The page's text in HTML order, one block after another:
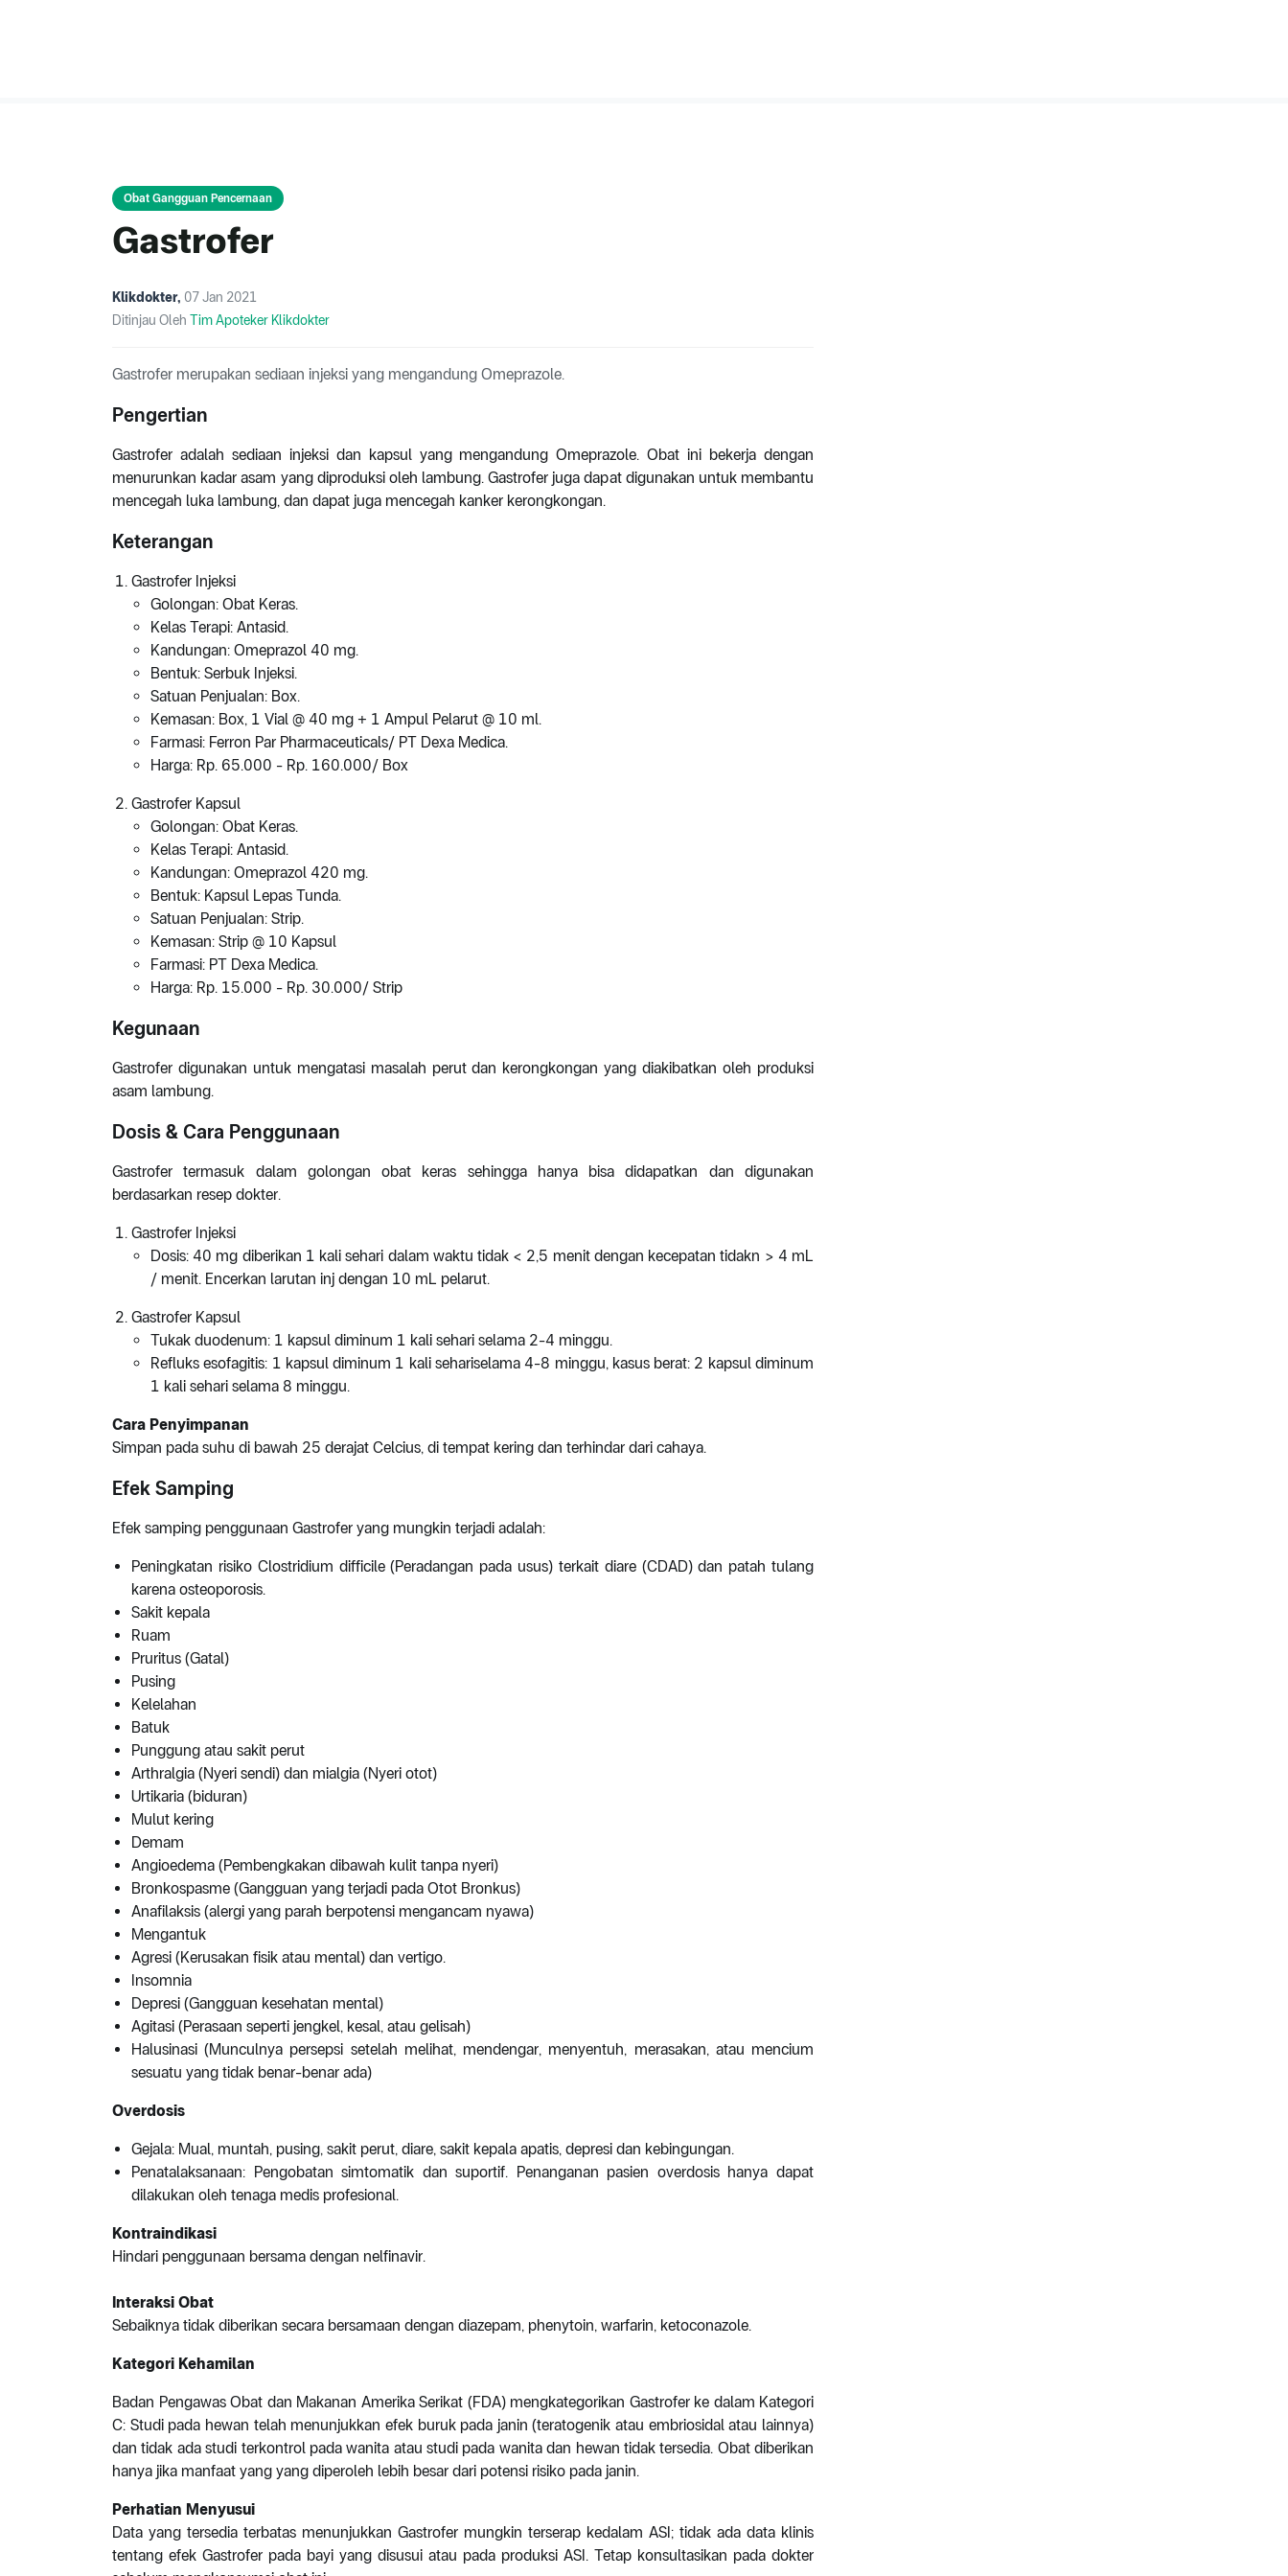
Obat Gangguan Pencernaan
Gastrofer
Klikdokter, 07 Jan 2021
Ditinjau Oleh Tim Apoteker Klikdokter
Gastrofer merupakan sediaan injeksi yang mengandung Omeprazole.
Pengertian
Gastrofer adalah sediaan injeksi dan kapsul yang mengandung Omeprazole. Obat ini bekerja dengan
menurunkan kadar asam yang diproduksi oleh lambung. Gastrofer juga dapat digunakan untuk membantu
mencegah luka lambung, dan dapat juga mencegah kanker kerongkongan.
Keterangan
Gastrofer Injeksi
Golongan: Obat Keras.
Kelas Terapi: Antasid.
Kandungan: Omeprazol 40 mg.
Bentuk: Serbuk Injeksi.
Satuan Penjualan: Box.
Kemasan: Box, 1 Vial @ 40 mg + 1 Ampul Pelarut @ 10 ml.
Farmasi: Ferron Par Pharmaceuticals/ PT Dexa Medica.
Harga: Rp. 65.000 - Rp. 160.000/ Box
Gastrofer Kapsul
Golongan: Obat Keras.
Kelas Terapi: Antasid.
Kandungan: Omeprazol 420 mg.
Bentuk: Kapsul Lepas Tunda.
Satuan Penjualan: Strip.
Kemasan: Strip @ 10 Kapsul
Farmasi: PT Dexa Medica.
Harga: Rp. 15.000 - Rp. 30.000/ Strip
Kegunaan
Gastrofer digunakan untuk mengatasi masalah perut dan kerongkongan yang diakibatkan oleh produksi
asam lambung.
Dosis & Cara Penggunaan
Gastrofer termasuk dalam golongan obat keras sehingga hanya bisa didapatkan dan digunakan
berdasarkan resep dokter.
Gastrofer Injeksi
Dosis: 40 mg diberikan 1 kali sehari dalam waktu tidak < 2,5 menit dengan kecepatan tidakn > 4 mL
/ menit. Encerkan larutan inj dengan 10 mL pelarut.
Gastrofer Kapsul
Tukak duodenum: 1 kapsul diminum 1 kali sehari selama 2-4 minggu.
Refluks esofagitis: 1 kapsul diminum 1 kali sehariselama 4-8 minggu, kasus berat: 2 kapsul diminum
1 kali sehari selama 8 minggu.
Cara Penyimpanan
Simpan pada suhu di bawah 25 derajat Celcius, di tempat kering dan terhindar dari cahaya.
Efek Samping
Efek samping penggunaan Gastrofer yang mungkin terjadi adalah:
Peningkatan risiko Clostridium difficile (Peradangan pada usus) terkait diare (CDAD) dan patah tulang
karena osteoporosis.
Sakit kepala
Ruam
Pruritus (Gatal)
Pusing
Kelelahan
Batuk
Punggung atau sakit perut
Arthralgia (Nyeri sendi) dan mialgia (Nyeri otot)
Urtikaria (biduran)
Mulut kering
Demam
Angioedema (Pembengkakan dibawah kulit tanpa nyeri)
Bronkospasme (Gangguan yang terjadi pada Otot Bronkus)
Anafilaksis (alergi yang parah berpotensi mengancam nyawa)
Mengantuk
Agresi (Kerusakan fisik atau mental) dan vertigo.
Insomnia
Depresi (Gangguan kesehatan mental)
Agitasi (Perasaan seperti jengkel, kesal, atau gelisah)
Halusinasi (Munculnya persepsi setelah melihat, mendengar, menyentuh, merasakan, atau mencium
sesuatu yang tidak benar-benar ada)
Overdosis
Gejala: Mual, muntah, pusing, sakit perut, diare, sakit kepala apatis, depresi dan kebingungan.
Penatalaksanaan: Pengobatan simtomatik dan suportif. Penanganan pasien overdosis hanya dapat
dilakukan oleh tenaga medis profesional.
Kontraindikasi
Hindari penggunaan bersama dengan nelfinavir.
Interaksi Obat
Sebaiknya tidak diberikan secara bersamaan dengan diazepam, phenytoin, warfarin, ketoconazole.
Kategori Kehamilan
Badan Pengawas Obat dan Makanan Amerika Serikat (FDA) mengkategorikan Gastrofer ke dalam Kategori
C: Studi pada hewan telah menunjukkan efek buruk pada janin (teratogenik atau embriosidal atau lainnya)
dan tidak ada studi terkontrol pada wanita atau studi pada wanita dan hewan tidak tersedia. Obat diberikan
hanya jika manfaat yang yang diperoleh lebih besar dari potensi risiko pada janin.
Perhatian Menyusui
Data yang tersedia terbatas menunjukkan Gastrofer mungkin terserap kedalam ASI; tidak ada data klinis
tentang efek Gastrofer pada bayi yang disusui atau pada produksi ASI. Tetap konsultasikan pada dokter